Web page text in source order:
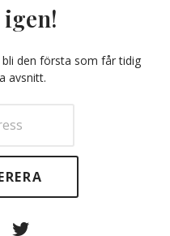
den första som får tidig
avsnitt.
Facebook